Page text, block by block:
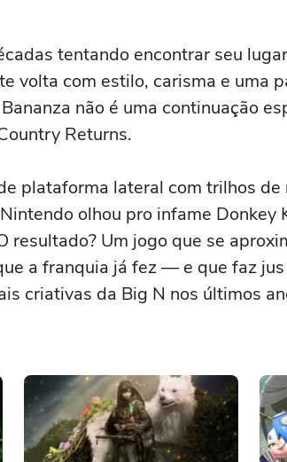
tentando encontrar seu
volta com estilo, carisma e uma
não é uma continuação
Returns.
plataforma lateral com trilhos de
olhou pro infame Donkey
resultado? Um jogo que se
a franquia já fez — e que faz
criativas da Big N nos últimos